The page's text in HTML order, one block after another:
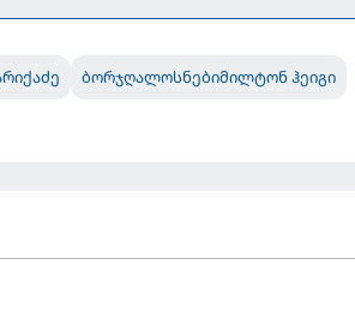
ბორჯღალოსნებიმილტონ ჰეიგი